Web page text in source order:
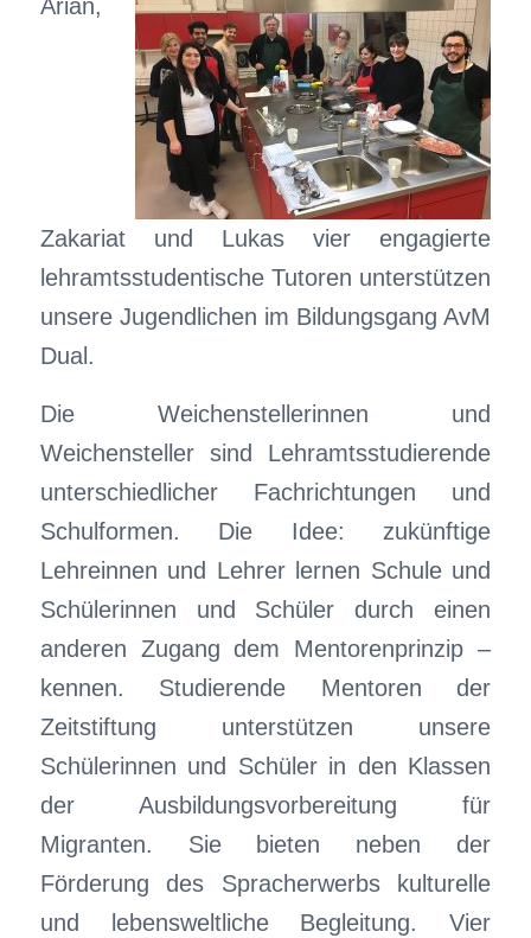
Arian,
Zakariat und Lukas vier engagierte
lehramtsstudentische Tutoren unterstützen
unsere Jugendlichen im Bildungsgang AvM
Dual.
Die Weichenstellerinnen und
Weichensteller sind Lehramtsstudierende
unterschiedlicher Fachrichtungen und
Schulformen. Die Idee: zukünftige
Lehreinnen und Lehrer lernen Schule und
Schülerinnen und Schüler durch einen
anderen Zugang dem Mentorenprinzip –
kennen. Studierende Mentoren der
Zeitstiftung unterstützen unsere
Schülerinnen und Schüler in den Klassen
der Ausbildungsvorbereitung für
Migranten. Sie bieten neben der
Förderung des Spracherwerbs kulturelle
und lebensweltliche Begleitung. Vier